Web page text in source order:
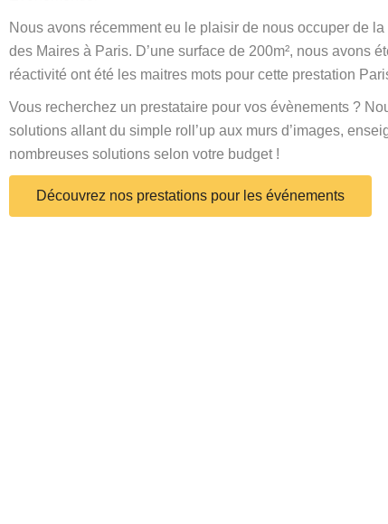
Nous avons récemment eu le plaisir de nous occuper de
des Maires à Paris. D’une surface de 200m², nous avons
réactivité ont été les maitres mots pour cette prestation
Vous recherchez un prestataire pour vos évènements ?
solutions allant du simple roll’up aux murs d’images,
nombreuses solutions selon votre budget !
Découvrez nos prestations pour les événements